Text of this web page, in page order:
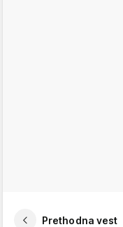
Prethodna vest